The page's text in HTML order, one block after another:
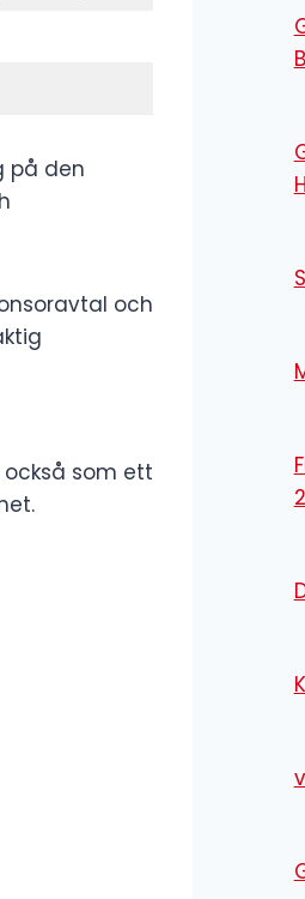
på den
och
som ett